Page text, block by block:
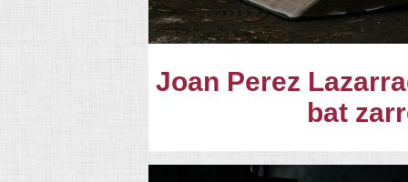
Joan Perez
bat